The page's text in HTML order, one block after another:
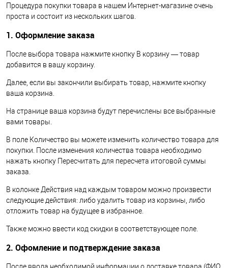
Процедура покупки товара в нашем Интернет-магазине очень
проста и состоит из нескольких шагов.
1. Оформление заказа
После выбора товара нажмите кнопку В корзину — товар
добавится в вашу корзину.
Далее, если вы закончили выбирать товар, нажмите кнопку
ваша корзина.
На странице ваша корзина будут перечислены все выбранные
вами товары.
В поле Количество вы можете изменить количество товара для
покупки. После изменения количества товара необходимо
нажать кнопку Пересчитать для пересчета итоговой суммы
заказа.
В колонке Действия над каждым товаром можно произвести
следующие действия: либо удалить товар из корзины, либо
отложить товар на будущее в избранное.
Также можно ввести код скидки в соответствующее поле.
2. Офомление и подтверждение заказа